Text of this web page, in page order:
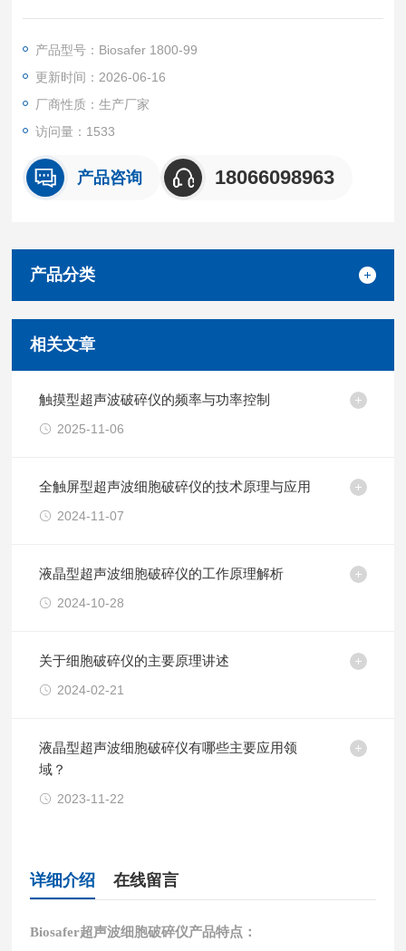
消泡、清晰、纳米材料的制备、分散及加速化学反应等。仪器被
化工、污水处理、纳米材料等领域,也可用于产生波提取、超声波
材料制备、超声波萃取、超声波乳化等。
产品型号：Biosafer 1800-99
更新时间：2026-06-16
厂商性质：生产厂家
访问量：1533
产品咨询 18066098963
产品分类
相关文章
触摸型超声波破碎仪的频率与功率控制
2025-11-06
全触屏型超声波细胞破碎仪的技术原理与应用
2024-11-07
液晶型超声波细胞破碎仪的工作原理解析
2024-10-28
关于细胞破碎仪的主要原理讲述
2024-02-21
液晶型超声波细胞破碎仪有哪些主要应用领
域？
2023-11-22
详细介绍 在线留言
Biosafer超声波细胞破碎仪产品特点：